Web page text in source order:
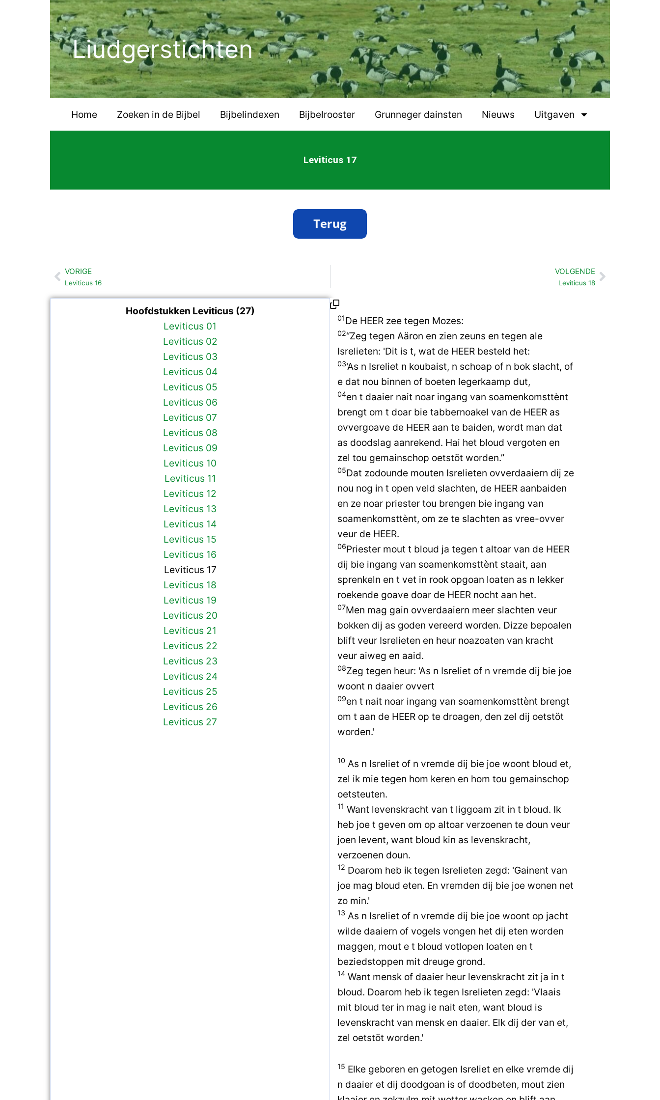
Liudgerstichten
Home Zoeken in de Bijbel Bijbelindexen Bijbelrooster Grunneger dainsten Nieuws Uitgaven
Leviticus 17
Vorige
VORIGE
Leviticus 16
VOLGENDE
Leviticus 18Volgende
Hoofdstukken Leviticus (27)
Leviticus 01
Leviticus 02
Leviticus 03
Leviticus 04
Leviticus 05
Leviticus 06
Leviticus 07
Leviticus 08
Leviticus 09
Leviticus 10
Leviticus 11
Leviticus 12
Leviticus 13
Leviticus 14
Leviticus 15
Leviticus 16
Leviticus 17
Leviticus 18
Leviticus 19
Leviticus 20
Leviticus 21
Leviticus 22
Leviticus 23
Leviticus 24
Leviticus 25
Leviticus 26
Leviticus 27
01De HEER zee tegen Mozes:
02“Zeg tegen Aäron en zien zeuns en tegen ale
Isrelieten: 'Dit is t, wat de HEER besteld het:
03'As n Isreliet n koubaist, n schoap of n bok slacht, of
e dat nou binnen of boeten legerkaamp dut,
04en t daaier nait noar ingang van soamenkomsttènt
brengt om t doar bie tabbernoakel van de HEER as
ovvergoave de HEER aan te baiden, wordt man dat
as doodslag aanrekend. Hai het bloud vergoten en
zel tou gemainschop oetstöt worden.”
05Dat zodounde mouten Isrelieten ovverdaaiern dij ze
nou nog in t open veld slachten, de HEER aanbaiden
en ze noar priester tou brengen bie ingang van
soamenkomsttènt, om ze te slachten as vree-ovver
veur de HEER.
06Priester mout t bloud ja tegen t altoar van de HEER
dij bie ingang van soamenkomsttènt staait, aan
sprenkeln en t vet in rook opgoan loaten as n lekker
roekende goave doar de HEER nocht aan het.
07Men mag gain ovverdaaiern meer slachten veur
bokken dij as goden vereerd worden. Dizze bepoalen
blift veur Isrelieten en heur noazoaten van kracht
veur aiweg en aaid.
08Zeg tegen heur: 'As n Isreliet of n vremde dij bie joe
woont n daaier ovvert
09en t nait noar ingang van soamenkomsttènt brengt
om t aan de HEER op te droagen, den zel dij oetstöt
worden.'
10 As n Isreliet of n vremde dij bie joe woont bloud et,
zel ik mie tegen hom keren en hom tou gemainschop
oetsteuten.
11 Want levenskracht van t liggoam zit in t bloud. Ik
heb joe t geven om op altoar verzoenen te doun veur
joen levent, want bloud kin as levenskracht,
verzoenen doun.
12 Doarom heb ik tegen Isrelieten zegd: 'Gainent van
joe mag bloud eten. En vremden dij bie joe wonen net
zo min.'
13 As n Isreliet of n vremde dij bie joe woont op jacht
wilde daaiern of vogels vongen het dij eten worden
maggen, mout e t bloud votlopen loaten en t
beziedstoppen mit dreuge grond.
14 Want mensk of daaier heur levenskracht zit ja in t
bloud. Doarom heb ik tegen Isrelieten zegd: 'Vlaais
mit bloud ter in mag ie nait eten, want bloud is
levenskracht van mensk en daaier. Elk dij der van et,
zel oetstöt worden.'
15 Elke geboren en getogen Isreliet en elke vremde dij
n daaier et dij doodgoan is of doodbeten, mout zien